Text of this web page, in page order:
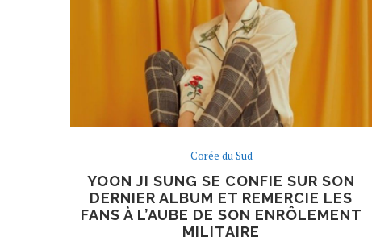
Corée du Sud
YOON JI SUNG SE CONFIE SUR SON
DERNIER ALBUM ET REMERCIE LES
FANS À L’AUBE DE SON ENRÔLEMENT
MILITAIRE